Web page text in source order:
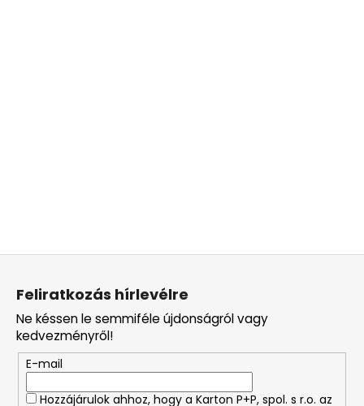
L
Feliratkozás hírlevélre
Ne késsen le semmiféle újdonságról vagy
kedvezményről!
E-mail
Hozzájárulok ahhoz, hogy a Karton P+P, spol. s r.o. az